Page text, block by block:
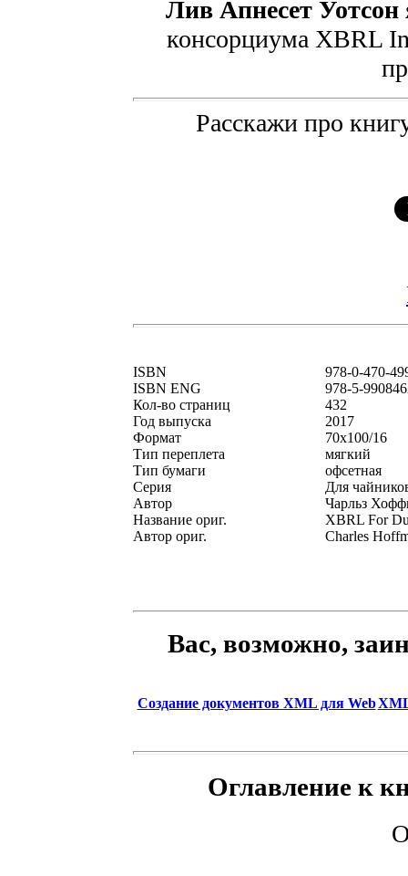
Лив Апнесет Уотсон
консорциума XBRL
Расскажи про
ISBN
978-0-470-
ISBN ENG
978-5-
Кол-во страниц
432
Год выпуска
2017
Формат
70x100/16
Тип переплета
мягкий
Тип бумаги
офсетная
Серия
Для
Автор
Чарльз
Название ориг.
XBRL For
Автор ориг.
Charles
Вас, возможно,
Создание документов XML для Web
Оглавление к